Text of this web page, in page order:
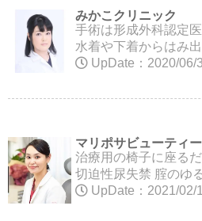
みかこクリニック
手術は形成外科認定
水着や下着からはみ
UpDate：2020/06/
マリポサビューティ
治療用の椅子に座る
切迫性尿失禁 腟のゆ
UpDate：2021/02/